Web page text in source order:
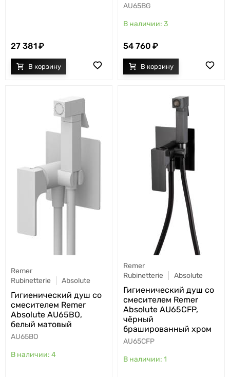
27 381
AU65BG
3
54 760
Remer
Rubinetterie
Absolute
Гигиенический душ со
смесителем Remer
Absolute AU65BO,
белый матовый
AU65BO
4
Remer
Rubinetterie
Absolute
Гигиенический душ со
смесителем Remer
Absolute AU65CFP,
чёрный
брашированный хром
AU65CFP
1